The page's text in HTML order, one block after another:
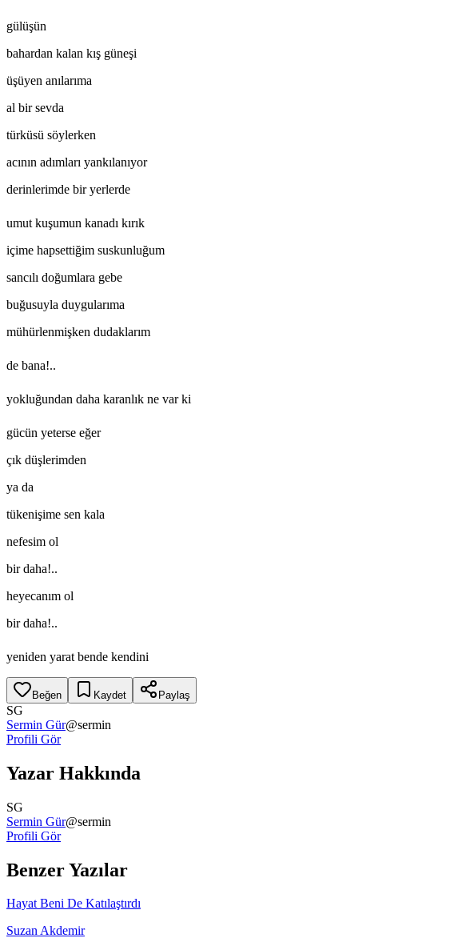
gülüşün
bahardan kalan kış güneşi
üşüyen anılarıma
al bir sevda
türküsü söylerken
acının adımları yankılanıyor
derinlerimde bir yerlerde
umut kuşumun kanadı kırık
içime hapsettiğim suskunluğum
sancılı doğumlara gebe
buğusuyla duygularıma
mühürlenmişken dudaklarım
de bana!..
yokluğundan daha karanlık ne var ki
gücün yeterse eğer
çık düşlerimden
ya da
tükenişime sen kala
nefesim ol
bir daha!..
heyecanım ol
bir daha!..
yeniden yarat bende kendini
Beğen Kaydet Paylaş
SG
Sermin Gür@sermin
Profili Gör
Yazar Hakkında
SG
Sermin Gür@sermin
Profili Gör
Benzer Yazılar
Hayat Beni De Katılaştırdı
Suzan Akdemir